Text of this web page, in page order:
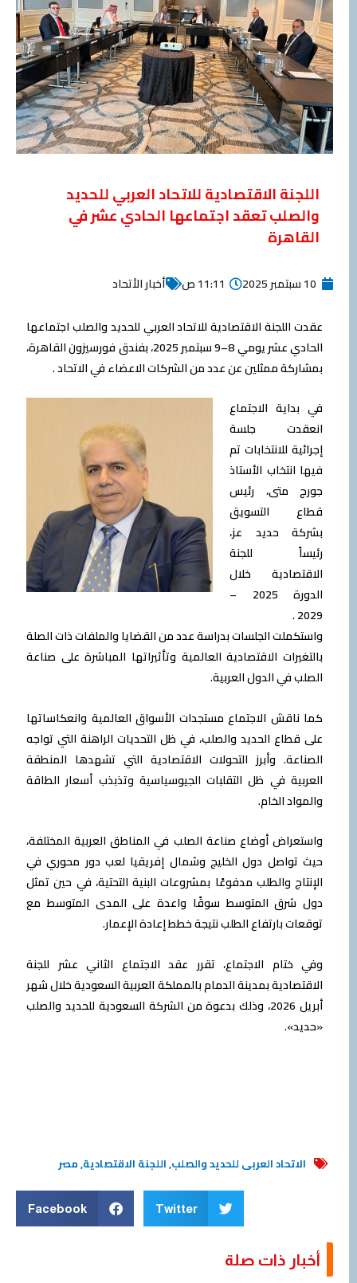
اللجنة الاقتصادية للاتحاد العربي للحديد
والصلب تعقد اجتماعها الحادي عشر في
القاهرة
10 سبتمبر 2025 11:11 ص أخبار الأتحاد
عقدت اللجنة الاقتصادية للاتحاد العربي للحديد والصلب اجتماعها
الحادي عشر يومي 8–9 سبتمبر 2025، بفندق فورسيزون القاهرة،
بمشاركة ممثلين عن عدد من الشركات الاعضاء في الاتحاد .
في بداية الاجتماع
انعقدت جلسة
إجرائية للانتخابات تم
فيها انتخاب الأستاذ
جورج متى، رئيس
قطاع التسويق
بشركة حديد عز،
رئيساً للجنة
الاقتصادية خلال
الدورة 2025 –
2029 .
واستكملت الجلسات بدراسة عدد من القضايا والملفات ذات الصلة
بالتغيرات الاقتصادية العالمية وتأثيراتها المباشرة على صناعة
الصلب في الدول العربية.
كما ناقش الاجتماع مستجدات الأسواق العالمية وانعكاساتها
على قطاع الحديد والصلب، في ظل التحديات الراهنة التي تواجه
الصناعة. وأبرز التحولات الاقتصادية التي تشهدها المنطقة
العربية في ظل التقلبات الجيوسياسية وتذبذب أسعار الطاقة
والمواد الخام.
واستعراض أوضاع صناعة الصلب في المناطق العربية المختلفة،
حيث تواصل دول الخليج وشمال إفريقيا لعب دور محوري في
الإنتاج والطلب مدفوعًا بمشروعات البنية التحتية، في حين تمثل
دول شرق المتوسط سوقًا واعدة على المدى المتوسط مع
توقعات بارتفاع الطلب نتيجة خطط إعادة الإعمار.
وفي ختام الاجتماع، تقرر عقد الاجتماع الثاني عشر للجنة
الاقتصادية بمدينة الدمام بالمملكة العربية السعودية خلال شهر
أبريل 2026، وذلك بدعوة من الشركة السعودية للحديد والصلب
«حديد».
الاتحاد العربى للحديد والصلب,اللجنة الاقتصادية,مصر
Twitter
Facebook
أخبار ذات صلة